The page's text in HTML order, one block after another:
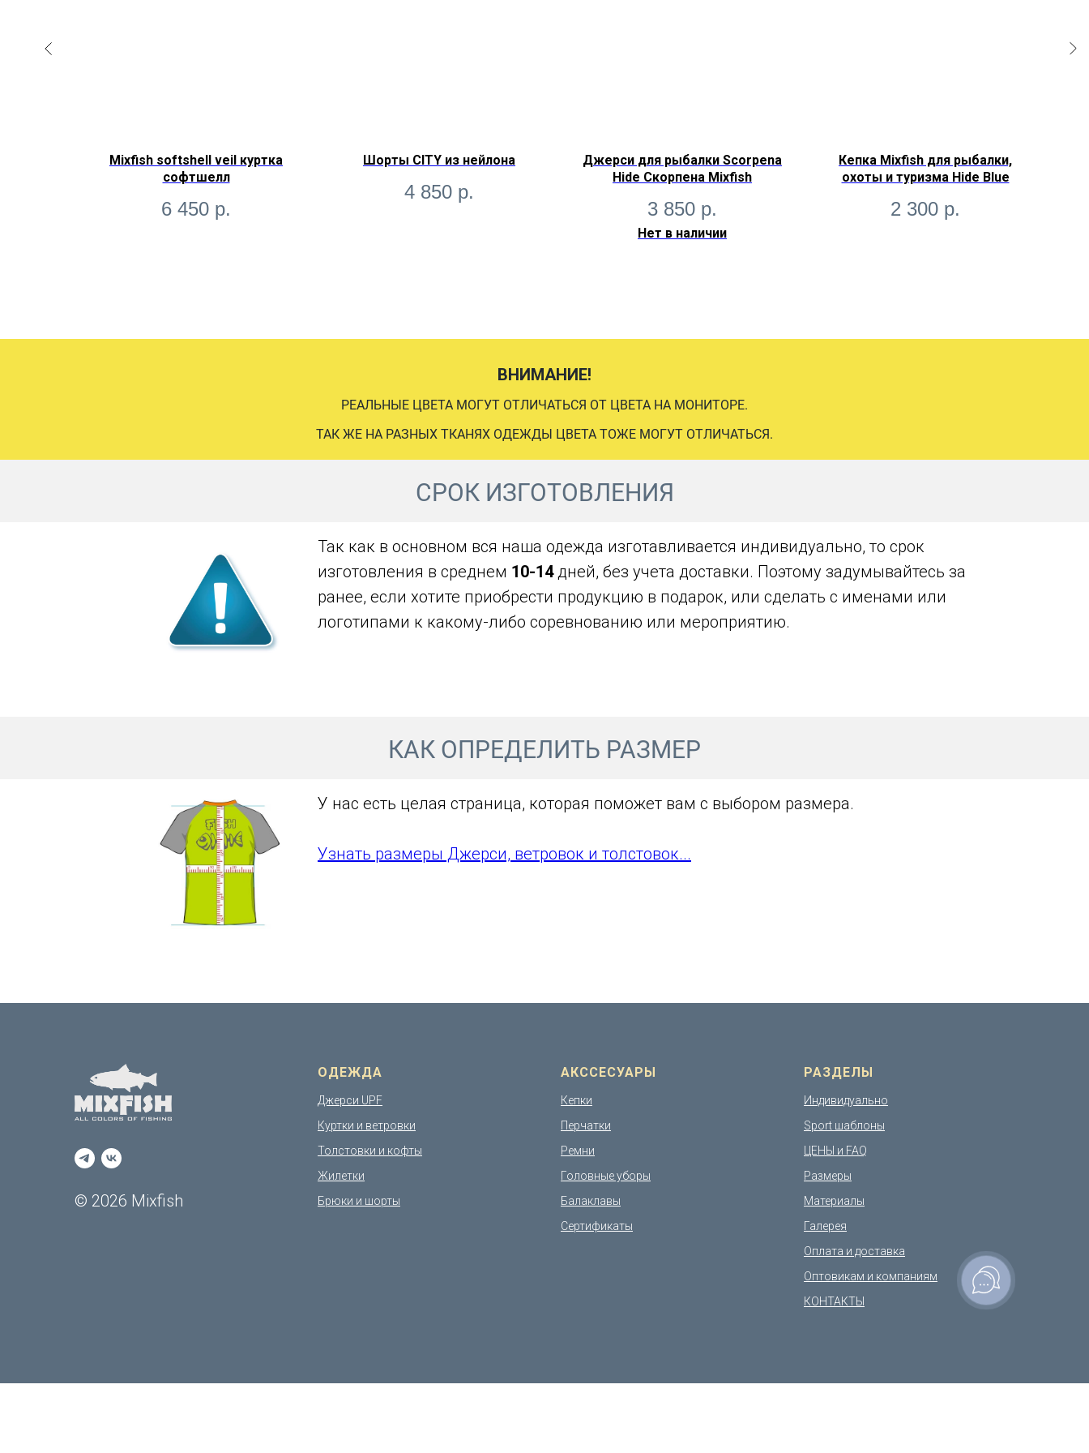
Mixfish softshell veil куртка
софтшелл
6 450 р.
Шорты CITY из нейлона
4 850 р.
Джерси для рыбалки Scorpena
Hide Скорпена Mixfish
3 850 р.
Нет в наличии
Кепка Mixfish для рыбалки,
охоты и туризма Hide Blue
2 300 р.
ВНИМАНИЕ!
РЕАЛЬНЫЕ ЦВЕТА МОГУТ ОТЛИЧАТЬСЯ ОТ ЦВЕТА НА МОНИТОРЕ.
ТАК ЖЕ НА РАЗНЫХ ТКАНЯХ ОДЕЖДЫ ЦВЕТА ТОЖЕ МОГУТ ОТЛИЧАТЬСЯ.
СРОК ИЗГОТОВЛЕНИЯ
Так как в основном вся наша одежда изготавливается индивидуально, то срок
изготовления в среднем 10-14дней, без учета доставки. Поэтому задумывайтесь за
ранее, если хотите приобрести продукцию в подарок, или сделать с именами или
логотипами к какому-либо соревнованию или мероприятию.
КАК ОПРЕДЕЛИТЬ РАЗМЕР
У нас есть целая страница, которая поможет вам с выбором размера.
Узнать размеры Джерси, ветровок и толстовок...
© 2026 Mixfish
ОДЕЖДА
Джерси UPF
Куртки и ветровки
Толстовки и кофты
Жилетки
Брюки и шорты
АКССЕСУАРЫ
Кепки
Перчатки
Ремни
Головные уборы
Балаклавы
Сертификаты
РАЗДЕЛЫ
Индивидуально
Sport шаблоны
ЦЕНЫ и FAQ
Размеры
Материалы
Галерея
Оплата и доставка
Оптовикам и компаниям
КОНТАКТЫ